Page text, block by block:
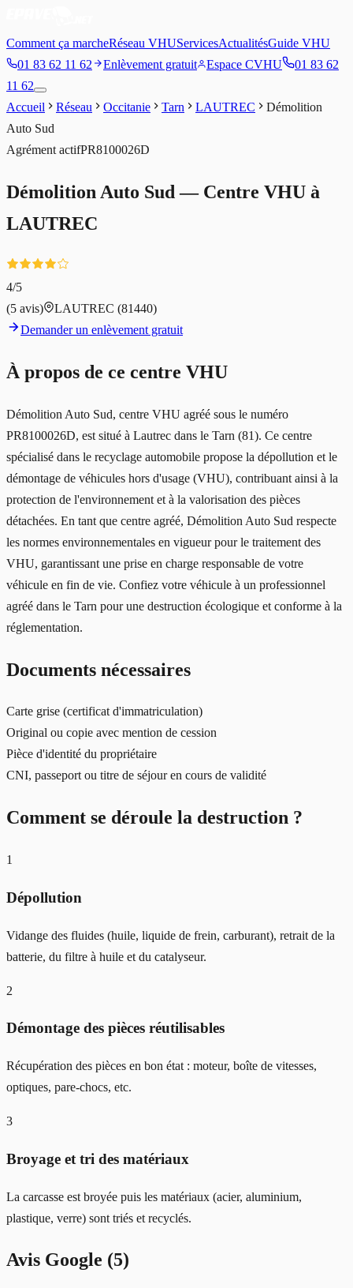
Comment ça marcheRéseau VHUServicesActualitésGuide VHU
01 83 62 11 62
Enlèvement gratuit Espace CVHU
01 83 62
11 62
Accueil
Réseau Occitanie Tarn LAUTREC
Démolition
Auto Sud
Agrément actifPR8100026D
Démolition Auto Sud — Centre VHU à
LAUTREC
4/5
(5 avis) LAUTREC (81440)
Demander un enlèvement gratuit
À propos de ce centre VHU
Démolition Auto Sud, centre VHU agréé sous le numéro
PR8100026D, est situé à Lautrec dans le Tarn (81). Ce centre
spécialisé dans le recyclage automobile propose la dépollution et le
démontage de véhicules hors d'usage (VHU), contribuant ainsi à la
protection de l'environnement et à la valorisation des pièces
détachées. En tant que centre agréé, Démolition Auto Sud respecte
les normes environnementales en vigueur pour le traitement des
VHU, garantissant une prise en charge responsable de votre
véhicule en fin de vie. Confiez votre véhicule à un professionnel
agréé dans le Tarn pour une destruction écologique et conforme à la
réglementation.
Documents nécessaires
Carte grise (certificat d'immatriculation)
Original ou copie avec mention de cession
Pièce d'identité du propriétaire
CNI, passeport ou titre de séjour en cours de validité
Comment se déroule la destruction ?
1
Dépollution
Vidange des fluides (huile, liquide de frein, carburant), retrait de la
batterie, du filtre à huile et du catalyseur.
2
Démontage des pièces réutilisables
Récupération des pièces en bon état : moteur, boîte de vitesses,
optiques, pare-chocs, etc.
3
Broyage et tri des matériaux
La carcasse est broyée puis les matériaux (acier, aluminium,
plastique, verre) sont triés et recyclés.
Avis Google (5)